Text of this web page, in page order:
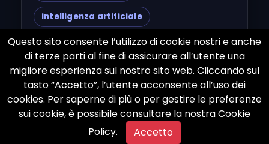
Questo sito consente l’utilizzo di cookie nostri e anche
di terze parti al fine di assicurare all’utente una
migliore esperienza sul nostro sito web. Cliccando sul
tasto “Accetto”, l’utente acconsente all’uso dei
cookies. Per saperne di più o per gestire le preferenze
sui cookie, è possibile consultare la nostraCookie
Policy. Accetto
intelligenza artificiale
collaborazione remota dati puliti
gestione dati modelli linguistici
Google Cloud AWS
Jupyter Notebook Colab